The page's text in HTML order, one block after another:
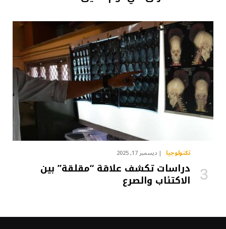
تكنولوجيا ديسمبر 17, 2025
دراسات تكشف علاقة “مقلقة” بين
الاكتئاب والصرع